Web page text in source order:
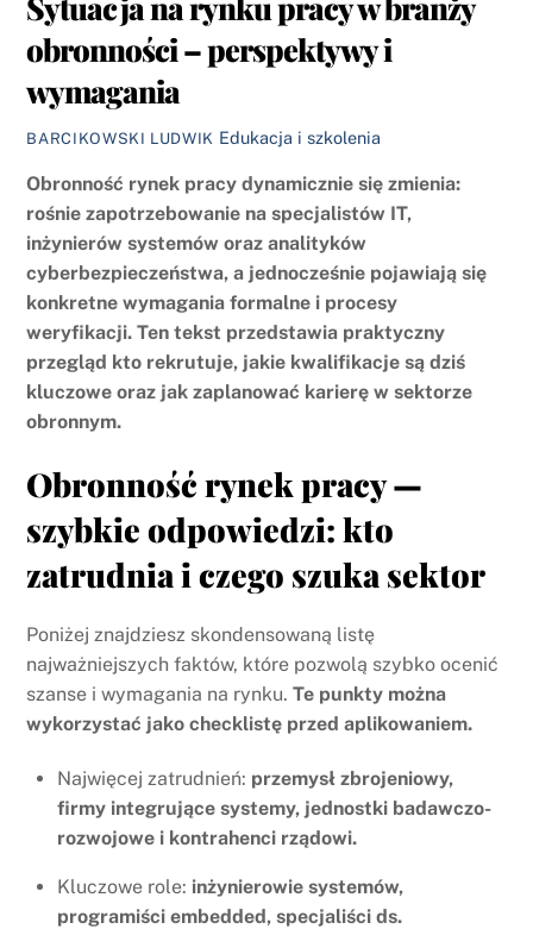
obronności – perspektywy i
wymagania
BARCIKOWSKI LUDWIK Edukacja i szkolenia
Obronność rynek pracy dynamicznie się zmienia:
rośnie zapotrzebowanie na specjalistów IT,
inżynierów systemów oraz analityków
cyberbezpieczeństwa, a jednocześnie pojawiają się
konkretne wymagania formalne i procesy
weryfikacji. Ten tekst przedstawia praktyczny
przegląd kto rekrutuje, jakie kwalifikacje są dziś
kluczowe oraz jak zaplanować karierę w sektorze
obronnym.
Obronność rynek pracy —
szybkie odpowiedzi: kto
zatrudnia i czego szuka sektor
Poniżej znajdziesz skondensowaną listę
najważniejszych faktów, które pozwolą szybko ocenić
szanse i wymagania na rynku.Te punkty można
wykorzystać jako checklistę przed aplikowaniem.
Najwięcej zatrudnień: przemysł zbrojeniowy,
firmy integrujące systemy, jednostki badawczo-
rozwojowe i kontrahenci rządowi.
Kluczowe role: inżynierowie systemów,
programiści embedded, specjaliści ds.